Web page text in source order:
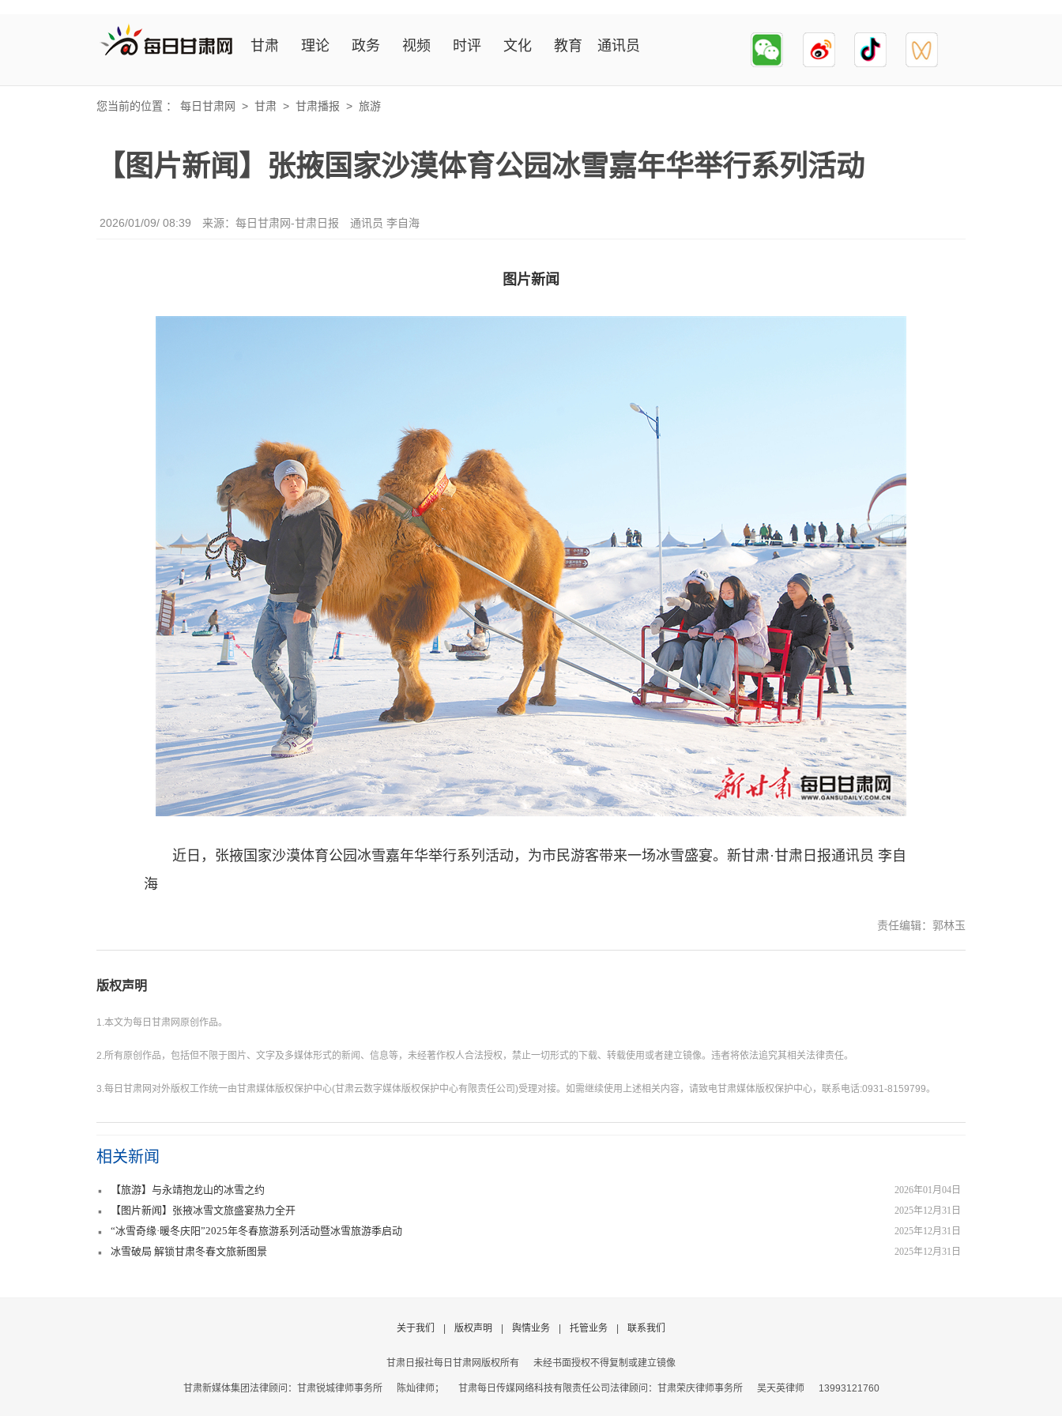
甘肃 理论 政务 视频 时评 文化 教育 通讯员
您当前的位置 ： 每日甘肃网 > 甘肃 > 甘肃播报 > 旅游
【图片新闻】张掖国家沙漠体育公园冰雪嘉年华举行系列活动
2026/01/09/ 08:39 来源：每日甘肃网-甘肃日报 通讯员 李自海
图片新闻
近日，张掖国家沙漠体育公园冰雪嘉年华举行系列活动，为市民游客带来一场冰雪盛宴。新甘肃·甘肃日报通讯员 李自
海
责任编辑：郭林玉
版权声明
1.本文为每日甘肃网原创作品。
2.所有原创作品，包括但不限于图片、文字及多媒体形式的新闻、信息等，未经著作权人合法授权，禁止一切形式的下载、转载使用或者建立镜像。违者将依法追究其相关法律责任。
3.每日甘肃网对外版权工作统一由甘肃媒体版权保护中心(甘肃云数字媒体版权保护中心有限责任公司)受理对接。如需继续使用上述相关内容，请致电甘肃媒体版权保护中心，联系电话:0931-8159799。
相关新闻
2026年01月04日
【旅游】与永靖抱龙山的冰雪之约
2025年12月31日
【图片新闻】张掖冰雪文旅盛宴热力全开
2025年12月31日
“冰雪奇缘·暖冬庆阳”2025年冬春旅游系列活动暨冰雪旅游季启动
2025年12月31日
冰雪破局 解锁甘肃冬春文旅新图景
关于我们 版权声明 舆情业务 托管业务 联系我们
甘肃日报社每日甘肃网版权所有 未经书面授权不得复制或建立镜像
甘肃新媒体集团法律顾问：甘肃锐城律师事务所 陈灿律师； 甘肃每日传媒网络科技有限责任公司法律顾问：甘肃荣庆律师事务所 吴天英律师 13993121760